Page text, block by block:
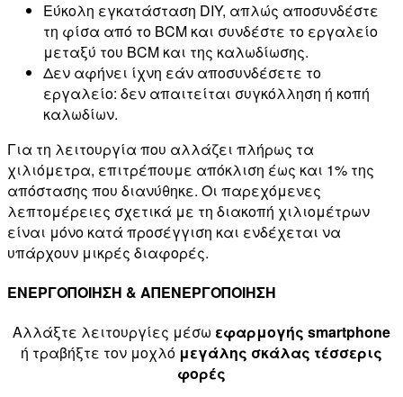
Εύκολη εγκατάσταση DIY, απλώς αποσυνδέστε
τη φίσα από το BCM και συνδέστε το εργαλείο
μεταξύ του BCM και της καλωδίωσης.
Δεν αφήνει ίχνη εάν αποσυνδέσετε το
εργαλείο: δεν απαιτείται συγκόλληση ή κοπή
καλωδίων.
Για τη λειτουργία που αλλάζει πλήρως τα
χιλιόμετρα, επιτρέπουμε απόκλιση έως και 1% της
απόστασης που διανύθηκε. Οι παρεχόμενες
λεπτομέρειες σχετικά με τη διακοπή χιλιομέτρων
είναι μόνο κατά προσέγγιση και ενδέχεται να
υπάρχουν μικρές διαφορές.
ΕΝΕΡΓΟΠΟΙΗΣΗ & ΑΠΕΝΕΡΓΟΠΟΙΗΣΗ
Αλλάξτε λειτουργίες μέσω εφαρμογής smartphone
ή τραβήξτε τον μοχλό μεγάλης σκάλας τέσσερις
φορές